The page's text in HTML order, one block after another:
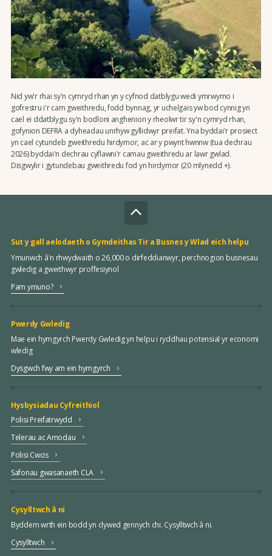
Nid yw'r rhai sy'n cymryd rhan yn y cyfnod datblygu wedi ymrwymo i
gofrestru i'r cam gweithredu, fodd bynnag, yr uchelgais yw bod cynnig yn
cael ei ddatblygu sy'n bodloni anghenion y rheolwr tir sy'n cymryd rhan,
gofynion DEFRA a dyheadau unrhyw gyllidwyr preifat. Yna byddai'r prosiect
yn cael cytundeb gweithredu hirdymor, ac ar y pwynt hwnnw (tua dechrau
2026) byddai'n dechrau cyflawni'r camau gweithredu ar lawr gwlad.
Disgwylir i gytundebau gweithredu fod yn hirdymor (20 mlynedd +).
Sut y gall aelodaeth o Gymdeithas Tir a Busnes y Wlad eich helpu
Ymunwch â'n rhwydwaith o 26,000 o dirfeddianwyr, perchnogion busnesau
gwledig a gweithwyr proffesiynol
Pam ymuno?
Pwerdy Gwledig
Mae ein hymgyrch Pwerdy Gwledig yn helpu i ryddhau potensial yr economi
wledig
Dysgwch fwy am ein hymgyrch
Hysbysiadau Cyfreithiol
Polisi Preifatrwydd
Telerau ac Amodau
Polisi Cwcis
Safonau gwasanaeth CLA
Cysylltwch â ni
Byddem wrth ein bodd yn clywed gennych chi. Cysylltwch â ni.
Cysylltwch